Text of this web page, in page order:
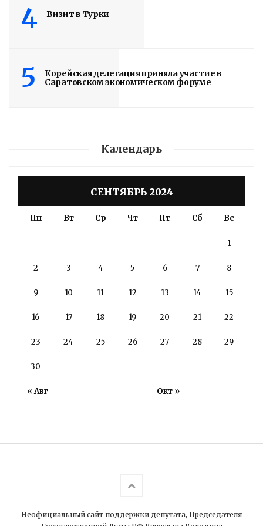
4 Визит в Турки
5
Корейская делегация приняла участие в
Саратовском экономическом форуме
Календарь
СЕНТЯБРЬ 2024
Пн Вт Ср Чт Пт Сб Вс
« Авг Окт »
1
2 3 4 5 6 7 8
9 10 11 12 13 14 15
16 17 18 19 20 21 22
23 24 25 26 27 28 29
30
Неофициальный сайт поддержки депутата, Председателя